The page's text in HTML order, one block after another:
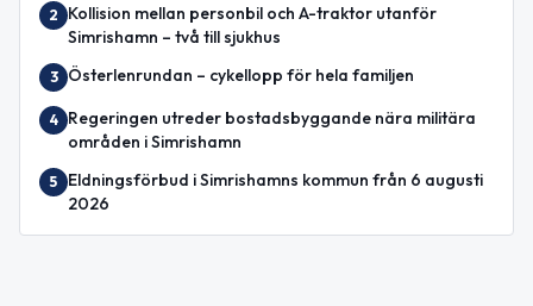
2
Kollision mellan personbil och A-traktor utanför
Simrishamn – två till sjukhus
3 Österlenrundan – cykellopp för hela familjen
4
Regeringen utreder bostadsbyggande nära militära
områden i Simrishamn
5
Eldningsförbud i Simrishamns kommun från 6 augusti
2026